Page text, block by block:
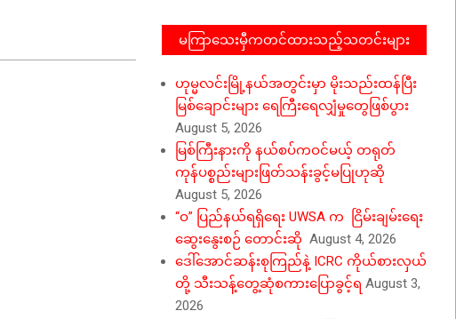
မကြာသေးမှီကတင်ထားသည့်သတင်းများ
ဟုမ္မလင်းမြို့နယ်အတွင်းမှာ မိုးသည်းထန်ပြီး
မြစ်ချောင်းများ ရေကြီးရေလျှံမှုတွေဖြစ်ပွား
August 5, 2026
မြစ်ကြီးနားကို နယ်စပ်ကဝင်မယ့် တရုတ်
ကုန်ပစ္စည်းများဖြတ်သန်းခွင့်မပြုဟုဆို
August 5, 2026
“ဝ” ပြည်နယ်ရရှိရေး UWSA က ငြိမ်းချမ်းရေး
ဆွေးနွေးစဉ် တောင်းဆို August 4, 2026
ဒေါ်အောင်ဆန်းစုကြည်နဲ့ ICRC ကိုယ်စားလှယ်
တို့ သီးသန့်တွေ့ဆုံစကားပြောခွင့်ရ August 3,
2026